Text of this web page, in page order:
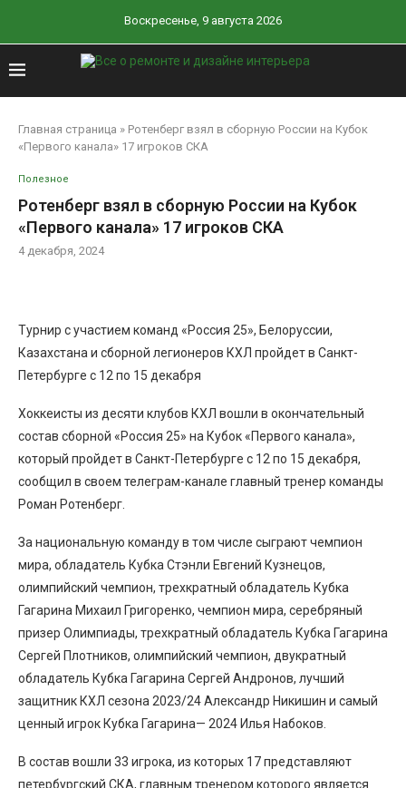
Воскресенье, 9 августа 2026
Главная страница » Ротенберг взял в сборную России на Кубок
«Первого канала» 17 игроков СКА
Полезное
Ротенберг взял в сборную России на Кубок
«Первого канала» 17 игроков СКА
4 декабря, 2024
Турнир с участием команд «Россия 25», Белоруссии,
Казахстана и сборной легионеров КХЛ пройдет в Санкт-
Петербурге с 12 по 15 декабря
Хоккеисты из десяти клубов КХЛ вошли в окончательный
состав сборной «Россия 25» на Кубок «Первого канала»,
который пройдет в Санкт-Петербурге с 12 по 15 декабря,
сообщил в своем телеграм-канале главный тренер команды
Роман Ротенберг.
За национальную команду в том числе сыграют чемпион
мира, обладатель Кубка Стэнли Евгений Кузнецов,
олимпийский чемпион, трехкратный обладатель Кубка
Гагарина Михаил Григоренко, чемпион мира, серебряный
призер Олимпиады, трехкратный обладатель Кубка Гагарина
Сергей Плотников, олимпийский чемпион, двукратный
обладатель Кубка Гагарина Сергей Андронов, лучший
защитник КХЛ сезона 2023/24 Александр Никишин и самый
ценный игрок Кубка Гагарина— 2024 Илья Набоков.
В состав вошли 33 игрока, из которых 17 представляют
петербургский СКА, главным тренером которого является